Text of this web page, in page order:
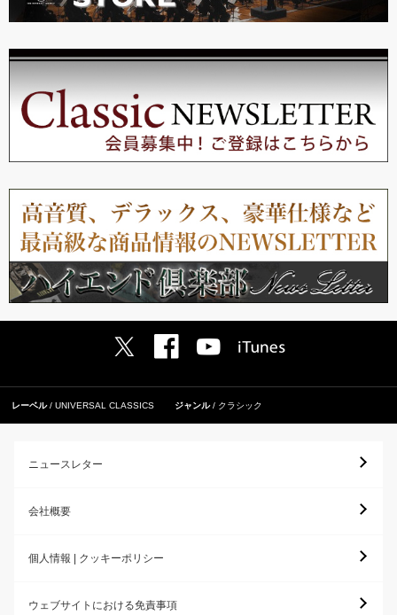
レーベル UNIVERSAL CLASSICS ジャンル クラシック
ニュースレター
会社概要
個人情報 | クッキーポリシー
ウェブサイトにおける免責事項